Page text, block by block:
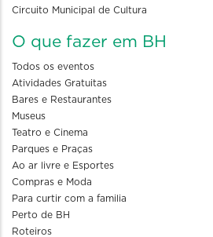
Circuito Municipal de Cultura
O que fazer em BH
Todos os eventos
Atividades Gratuitas
Bares e Restaurantes
Museus
Teatro e Cinema
Parques e Praças
Ao ar livre e Esportes
Compras e Moda
Para curtir com a familia
Perto de BH
Roteiros